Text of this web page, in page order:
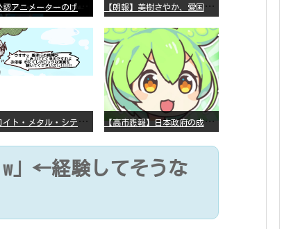
嫌
儲公認アニメーターのげそいくおさん、マンガワン騒動を冷笑してスーパー大炎上 【
朗報】美樹さやか、愛国に目覚める
デ
トロイト・メタル・シティー ⇐これ、いまアニメ化したら、えらいことになってたよな？ 【
高市悲報】日本政府の成長戦略に「暗号資産」が消えるいったいなぜ…？
」←経験してそうな